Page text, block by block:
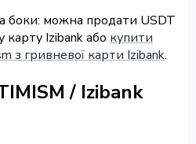
боки: можна продати USDT
Izibank або купити
з гривневої карти Izibank.
/ Izibank